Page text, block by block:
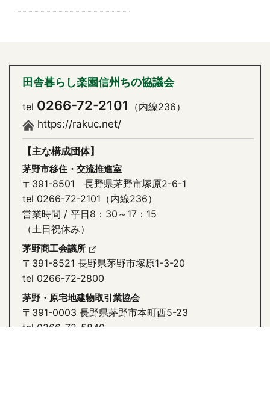
田舎暮らし楽園信州ちの協議会
tel 0266-72-2101
（内線236）
https://rakuc.net/
【主な構成団体】
茅野市移住・交流推進室
〒391-8501 長野県茅野市塚原2-6-1
tel 0266-72-2101（内線236）
営業時間 / 平日8：30～17：15
（土日祝休み）
茅野商工会議所
〒391-8521 長野県茅野市塚原1-3-20
tel 0266-72-2800
茅野・原宅地建物取引業協会
〒391-0003 長野県茅野市本町西5-23
tel 0266-72-5840